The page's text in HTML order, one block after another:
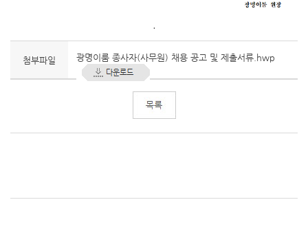
첨부파일 광명이룸 종사자(사무원) 채용 공고 및 제출서류.hwp